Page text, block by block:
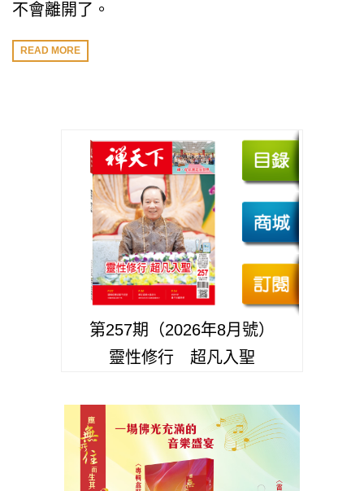
不會離開了。
READ MORE
第257期（2026年8月號）
靈性修行 超凡入聖